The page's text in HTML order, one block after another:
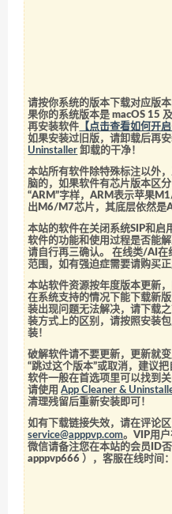
请按你系统的版本下载对应版
果你的系统版本是 macOS 15
再安装软件 【点击查看如何开
如果安装过旧版，请卸载后再
Uninstaller 卸载的干净！
本站所有软件除特殊标注以外
脑的，如果软件有芯片版本区
“ARM”字样，ARM表示苹果
出M6/M7芯片，其底层依然是
本站的软件在关闭系统SIP和启
软件的功能和使用过程是否能
请自行再三确认。 在线类/AI在
范围，如有强迫症需要请购买正
本站软件资源按年度版本更新
在系统支持的情况下能下载新
装出现问题无法解决，请下载
装方式上的区别，请按照安装
装！
破解软件请不要更新，更新就
“跳过这个版本”或取消，建议
软件一般在首选项里可以找到
请使用App Cleaner &
清理残留后重新安装即可！
如有下载链接失效，请在评论
service@apppvp.com。VIP用
微信请备注您在本站的会员ID
apppvp666 ），客服在线时间